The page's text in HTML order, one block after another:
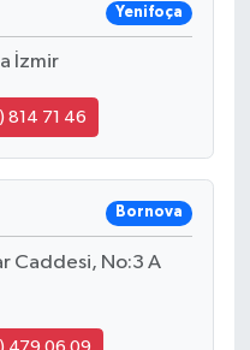
Yenifoça
İzmir
814 71 46
Bornova
Caddesi, No:3 A